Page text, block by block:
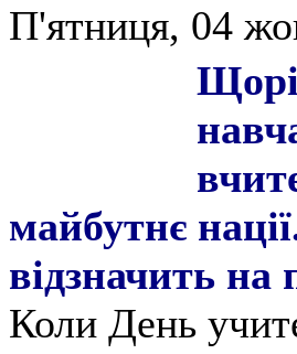
П'ятниця, 04
майбутнє
відзначить на
Коли День